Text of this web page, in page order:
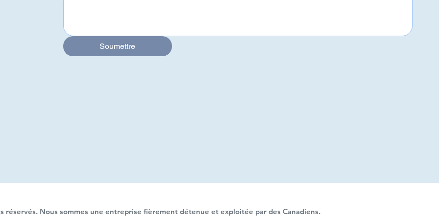
Soumettre
réservés. Nous sommes une entreprise fièrement détenue et exploitée par des Canadiens.